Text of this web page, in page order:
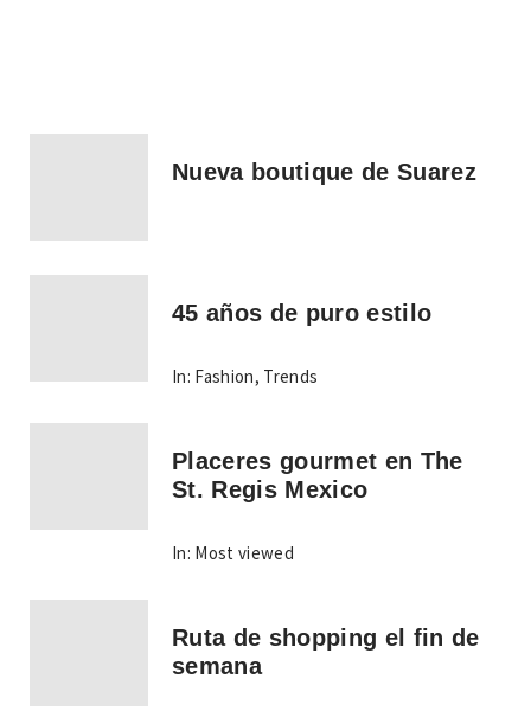
Nueva boutique de Suarez
45 años de puro estilo
In: Fashion, Trends
Placeres gourmet en The
St. Regis Mexico
In: Most viewed
Ruta de shopping el fin de
semana